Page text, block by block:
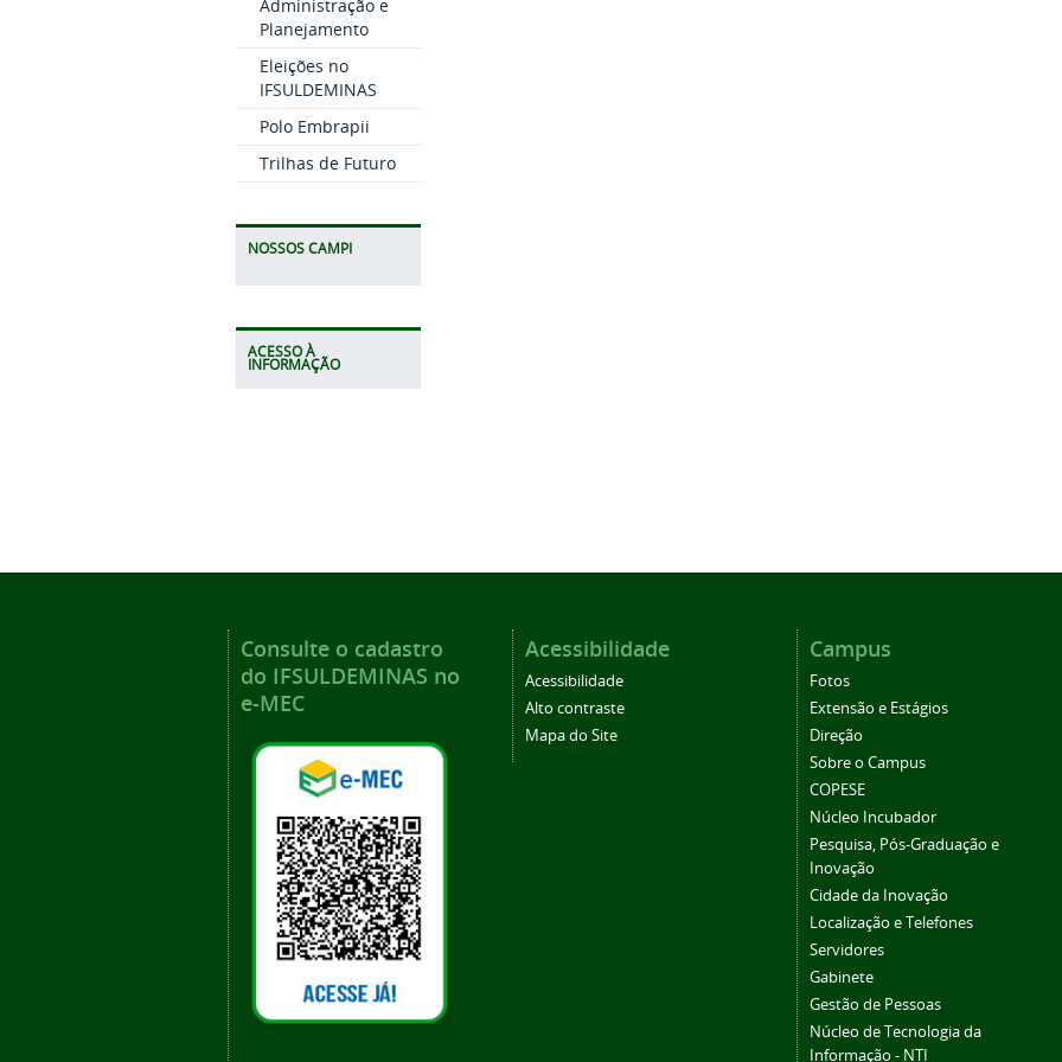
Administração e
Planejamento
Eleições no
IFSULDEMINAS
Polo Embrapii
Trilhas de Futuro
NOSSOS CAMPI
ACESSO À
INFORMAÇÃO
Consulte o cadastro
do IFSULDEMINAS no
e-MEC
Acessibilidade
Acessibilidade
Alto contraste
Mapa do Site
Campus
Fotos
Extensão e Estágios
Direção
Sobre o Campus
COPESE
Núcleo Incubador
Pesquisa, Pós-Graduação e
Inovação
Cidade da Inovação
Localização e Telefones
Servidores
Gabinete
Gestão de Pessoas
Núcleo de Tecnologia da
Informação - NTI